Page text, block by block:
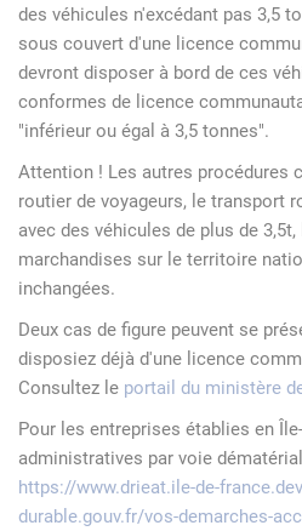
des véhicules n'excédant pas 3,5
sous couvert d'une licence
devront disposer à bord de ces
conformes de licence
"inférieur ou égal à 3,5 tonnes".
Attention ! Les autres procédures
routier de voyageurs, le transport
avec des véhicules de plus de
marchandises sur le territoire
inchangées.
Deux cas de figure peuvent se
disposiez déjà d'une licence
Consultez le portail du ministère
Pour les entreprises établies en
administratives par voie
https://www.drieat.ile-de-
durable.gouv.fr/vos-demarches-